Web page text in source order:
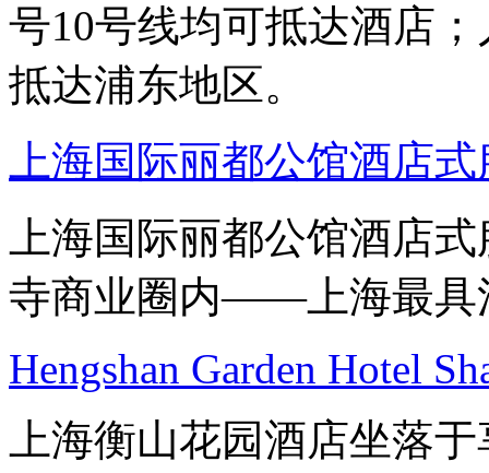
号10号线均可抵达酒店
抵达浦东地区。
上海国际丽都公馆酒店
上海国际丽都公馆酒店
寺商业圈内——上海最具
Hengshan Garden Hotel
上海衡山花园酒店坐落